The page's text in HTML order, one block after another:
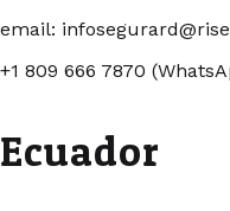
email:
+1 809 666 7870
Ecuador